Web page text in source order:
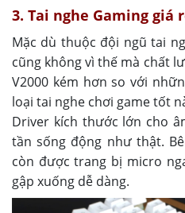
3. Tai nghe Gaming giá
Mặc dù thuộc đội ngũ tai
cũng không vì thế mà chất
V2000 kém hơn so với
loại tai nghe chơi game tốt
Driver kích thước lớn cho
tần sống động như thật.
còn được trang bị micro
gập xuống dễ dàng.